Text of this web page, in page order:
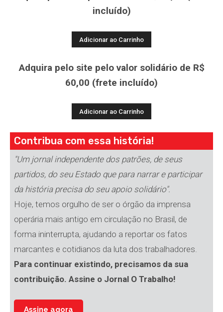
incluído)
Adquira pelo site pelo valor solidário de R$
60,00 (frete incluído)
Contribua com essa história!
"Um jornal independente dos patrões, de seus
partidos, do seu Estado que para narrar e participar
da história precisa do seu apoio solidário".
Hoje, temos orgulho de ser o órgão da imprensa
operária mais antigo em circulação no Brasil, de
forma ininterrupta, ajudando a reportar os fatos
marcantes e cotidianos da luta dos trabalhadores.
Para continuar existindo, precisamos da sua
contribuição. Assine o Jornal O Trabalho!
Assine agora